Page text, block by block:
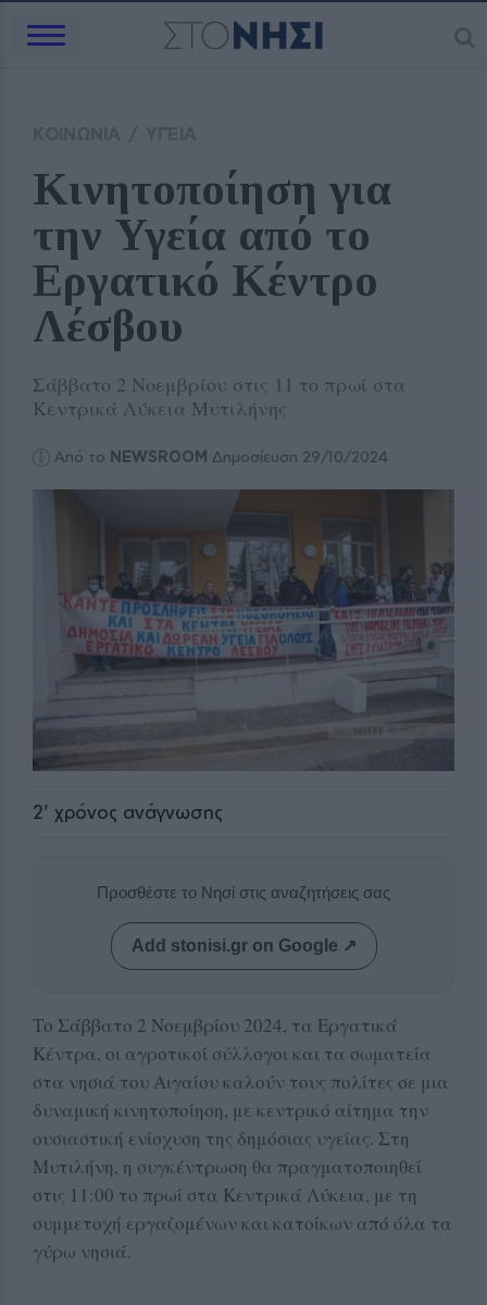
Κινητοποίηση για
την Υγεία από το
Εργατικό Κέντρο
Λέσβου
Σάββατο 2 Νοεμβρίου στις 11 το πρωί στα
Κεντρικά Λύκεια Μυτιλήνης
Από το NEWSROOM Δημοσίευση 29/10/2024
2' χρόνος ανάγνωσης
Προσθέστε το Νησί στις αναζητήσεις σας
Add stonisi.gr on Google ↗
Το Σάββατο 2 Νοεμβρίου 2024, τα Εργατικά
Κέντρα, οι αγροτικοί σύλλογοι και τα σωματεία
στα νησιά του Αιγαίου καλούν τους πολίτες σε μια
δυναμική κινητοποίηση, με κεντρικό αίτημα την
ουσιαστική ενίσχυση της δημόσιας υγείας. Στη
Μυτιλήνη, η συγκέντρωση θα πραγματοποιηθεί
στις 11:00 το πρωί στα Κεντρικά Λύκεια, με τη
συμμετοχή εργαζομένων και κατοίκων από όλα τα
γύρω νησιά.